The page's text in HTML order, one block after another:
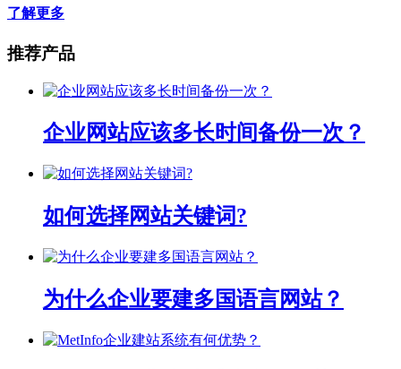
了解更多
推荐产品
企业网站应该多长时间备份一次？
如何选择网站关键词?
为什么企业要建多国语言网站？